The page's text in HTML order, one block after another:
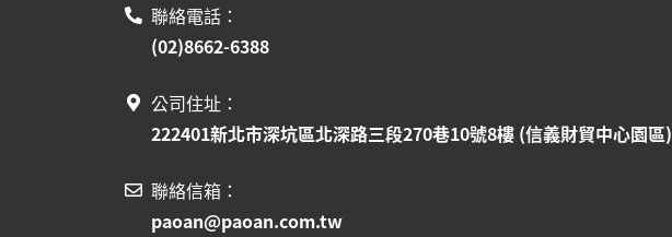
聯絡電話：
(02)8662-6388
公司住址：
222401新北市深坑區北深路三段270巷10號8樓 (信義財貿中心園區)
聯絡信箱：
paoan@paoan.com.tw